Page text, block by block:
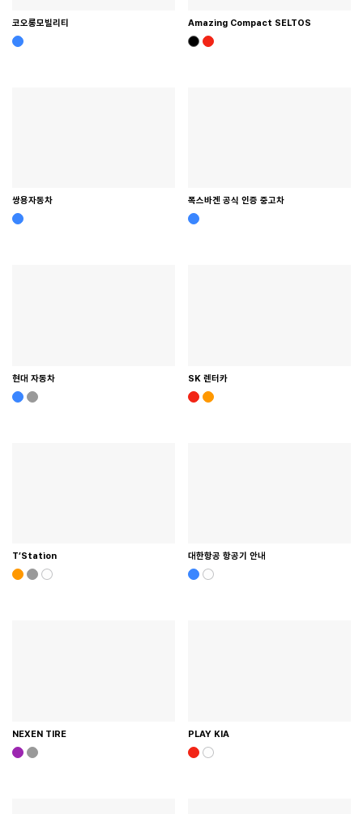
코오롱모빌리티 Amazing Compact SELTOS
쌍용자동차 폭스바겐 공식 인증 중고차
현대 자동차 SK 렌터카
T’Station 대한항공 항공기 안내
NEXEN TIRE PLAY KIA